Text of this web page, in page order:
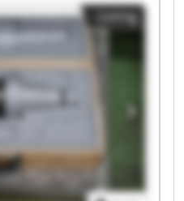
GmbH
GmbH
GmbH
GmbH
GmbH
GmbH
GmbH
GmbH
GmbH
GmbH
GmbH
Listing